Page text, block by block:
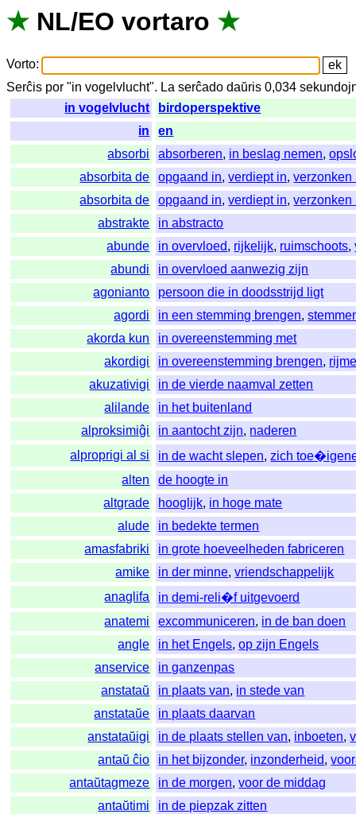
★ NL/EO vortaro ★
Vorto:
Serĉis por "in vogelvlucht". La serĉado daŭris 0,034
in vogelvlucht
birdoperspektive
in
en
absorbi
absorberen, in beslag nemen,
absorbita de
opgaand in,verdiept in,verzonken
absorbita de
opgaand in,verdiept in,verzonken
abstrakte
in abstracto
abunde
in overvloed, rijkelijk, ruimschoots,
abundi
in overvloed aanwezig zijn
agonianto
persoon die in doodsstrijd ligt
agordi
in een stemming brengen,
akorda kun
in overeenstemming met
akordigi
in overeenstemming brengen,
akuzativigi
in de vierde naamval zetten
alilande
in het buitenland
alproksimiĝi
in aantocht zijn, naderen
alproprigi al si
in de wacht slepen,zich
alten
de hoogte in
altgrade
hooglijk, in hoge mate
alude
in bedekte termen
amasfabriki
in grote hoeveelheden fabriceren
amike
in der minne,vriendschappelijk
anaglifa
in demi-reli�f uitgevoerd
anatemi
excommuniceren, in de ban doen
angle
in het Engels,op zijn Engels
anservice
in ganzenpas
anstataŭ
in plaats van, in stede van
anstataŭe
in plaats daarvan
anstataŭigi
in de plaats stellen van, inboeten,
antaŭ ĉio
in het bijzonder, inzonderheid,
antaŭtagmeze
in de morgen,voor de middag
antaŭtimi
in de piepzak zitten